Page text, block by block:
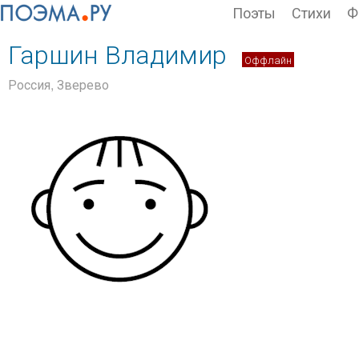
Поэты Стихи
Гаршин Владимир Оффлайн
Россия, Зверево